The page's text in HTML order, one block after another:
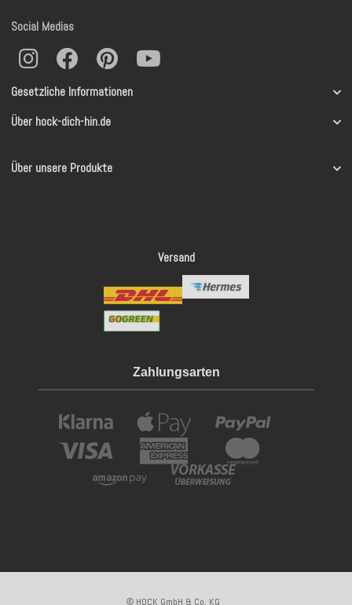
Gesetzliche Informationen
Über hock-dich-hin.de
Über unsere Produkte
Social Medias
Versand
Zahlungsarten
© HOCK GmbH & Co. KG